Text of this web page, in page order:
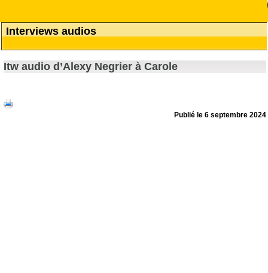
Interviews audios
Itw audio d’Alexy Negrier à Carole
Publié le 6 septembre 2024